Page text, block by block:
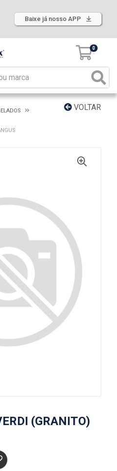
Baixe já nosso APP
0
VOLTAR
(GRANITO)